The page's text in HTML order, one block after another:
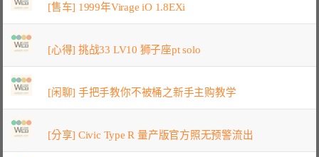
[售车] 1999年Virage iO 1.8EXi
[心得] 挑战33 LV10 狮子座pt solo
[闲聊] 手把手教你不被桶之新手主购教学
[分享] Civic Type R 量产版官方照无预警流出